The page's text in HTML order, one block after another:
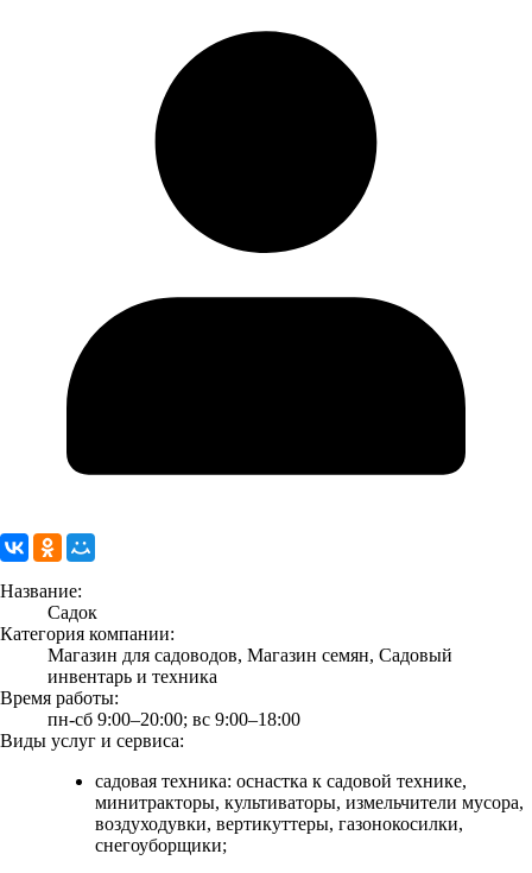
Название:
Садок
Категория компании:
Магазин для садоводов, Магазин семян, Садовый
инвентарь и техника
Время работы:
пн-сб 9:00–20:00; вс 9:00–18:00
Виды услуг и сервиса:
садовая техника: оснастка к садовой технике,
минитракторы, культиваторы, измельчители мусора,
воздуходувки, вертикуттеры, газонокосилки,
снегоуборщики;